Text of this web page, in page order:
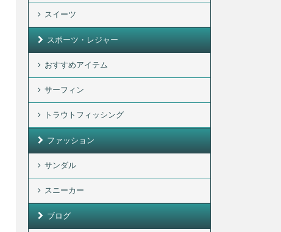
スイーツ
スポーツ・レジャー
おすすめアイテム
サーフィン
トラウトフィッシング
ファッション
サンダル
スニーカー
ブログ